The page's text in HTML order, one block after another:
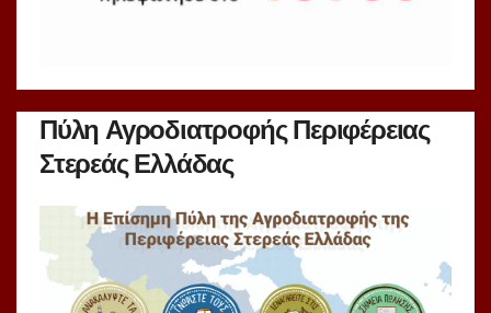
Πύλη Αγροδιατροφής Περιφέρειας
Στερεάς Ελλάδας